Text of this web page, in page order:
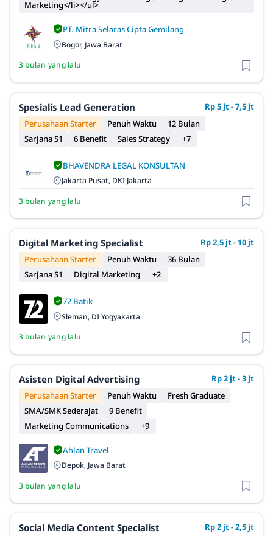
Marketing</li></ul>
PT. Mitra Selaras Cipta Gemilang
Bogor, Jawa Barat
3 bulan yang lalu
Spesialis Lead Generation
Rp 5 jt - 7,5 jt
Perusahaan Starter
Penuh Waktu
12 Bulan
Sarjana S1
6 Benefit Sales Strategy +7
BHAVENDRA LEGAL KONSULTAN
Jakarta Pusat, DKI Jakarta
3 bulan yang lalu
Digital Marketing Specialist
Rp 2,5 jt - 10 jt
Perusahaan Starter
Penuh Waktu
36 Bulan
Sarjana S1
Digital Marketing +2
72 Batik
Sleman, DI Yogyakarta
3 bulan yang lalu
Asisten Digital Advertising
Rp 2 jt - 3 jt
Perusahaan Starter
Penuh Waktu
Fresh Graduate
SMA/SMK Sederajat
9 Benefit
Marketing Communications
+9
Ahlan Travel
Depok, Jawa Barat
3 bulan yang lalu
Social Media Content Specialist
Rp 2 jt - 2,5 jt